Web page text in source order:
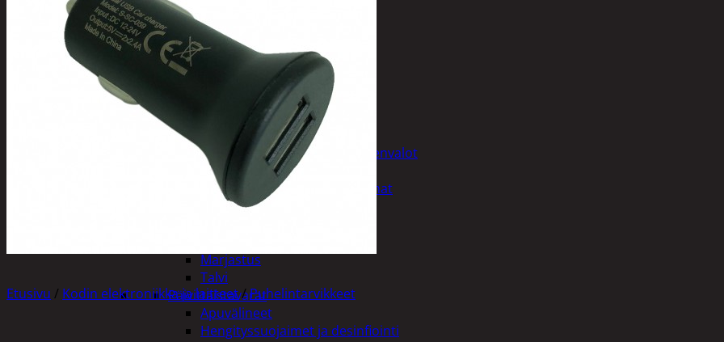
Tuotevalikoima
Poistotuotteet
Kausituotteet
Joulu- ja kausivalot
Eläimet ja tontut
Kyntteliköt
Valoketjut ja kuusenvalot
Joulukoristeet
Kranssit ja asetelmat
Marjastus
Talvi
Päivittäistavarat
Apuvälineet
Hengityssuojaimet ja desinfiointi
Etusivu / Kodin elektroniikka ja laitteet/Puhelintarvikkeet